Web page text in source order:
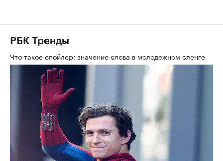
РБК Тренды
Что такое спойлер: значение слова в молодежном сленге